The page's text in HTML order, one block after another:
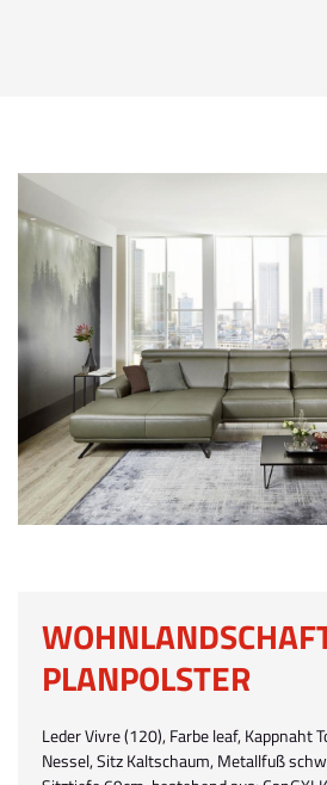
PLANPOLSTER
Leder Vivre (120), Farbe leaf, Kappnaht
Nessel, Sitz Kaltschaum, Metallfuß